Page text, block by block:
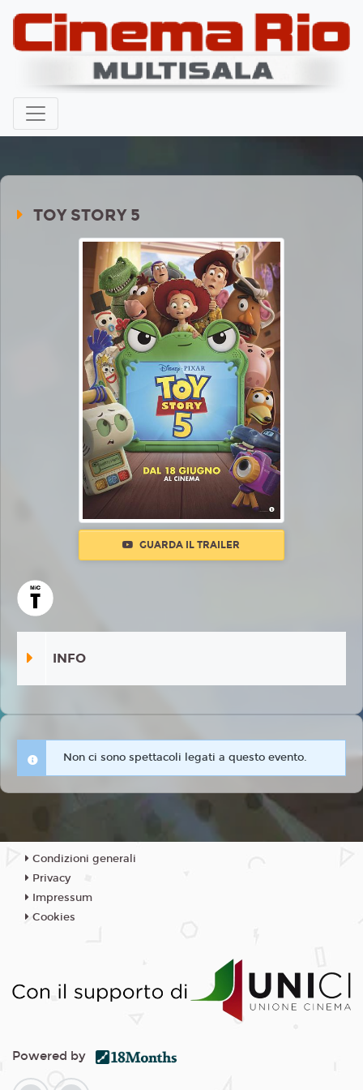
TOY STORY 5
GUARDA IL TRAILER
INFO
Non ci sono spettacoli legati a questo evento.
Condizioni generali
Privacy
Impressum
Cookies
Powered by